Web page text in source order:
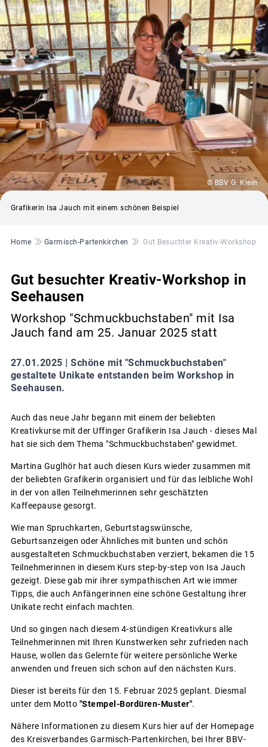
© BBV G. Klein
Grafikerin Isa Jauch mit einem schönen Beispiel
Pfadnavigation
Home Garmisch-Partenkirchen Gut Besuchter Kreativ-Workshop In
Gut besuchter Kreativ-Workshop in
Seehausen
Workshop "Schmuckbuchstaben" mit Isa
Jauch fand am 25. Januar 2025 statt
27.01.2025 | Schöne mit "Schmuckbuchstaben"
gestaltete Unikate entstanden beim Workshop in
Seehausen.
Auch das neue Jahr begann mit einem der beliebten
Kreativkurse mit der Uffinger Grafikerin Isa Jauch - dieses Mal
hat sie sich dem Thema "Schmuckbuchstaben" gewidmet.
Martina Guglhör hat auch diesen Kurs wieder zusammen mit
der beliebten Grafikerin organisiert und für das leibliche Wohl
in der von allen Teilnehmerinnen sehr geschätzten
Kaffeepause gesorgt.
Wie man Spruchkarten, Geburtstagswünsche,
Geburtsanzeigen oder Ähnliches mit bunten und schön
ausgestalteten Schmuckbuchstaben verziert, bekamen die 15
Teilnehmerinnen in diesem Kurs step-by-step von Isa Jauch
gezeigt. Diese gab mir ihrer sympathischen Art wie immer
Tipps, die auch Anfängerinnen eine schöne Gestaltung ihrer
Unikate recht einfach machten.
Und so gingen nach diesem 4-stündigen Kreativkurs alle
Teilnehmerinnen mit Ihren Kunstwerken sehr zufrieden nach
Hause, wollen das Gelernte für weitere persönliche Werke
anwenden und freuen sich schon auf den nächsten Kurs.
Dieser ist bereits für den 15. Februar 2025 geplant. Diesmal
unter dem Motto "Stempel-Bordüren-Muster".
Nähere Informationen zu diesem Kurs hier auf der Homepage
des Kreisverbandes Garmisch-Partenkirchen, bei Ihrer BBV-